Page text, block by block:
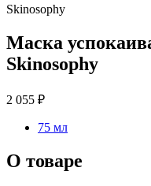
Skinosophy
Маска
Skinosophy
2 055 ₽
75 мл
О товаре